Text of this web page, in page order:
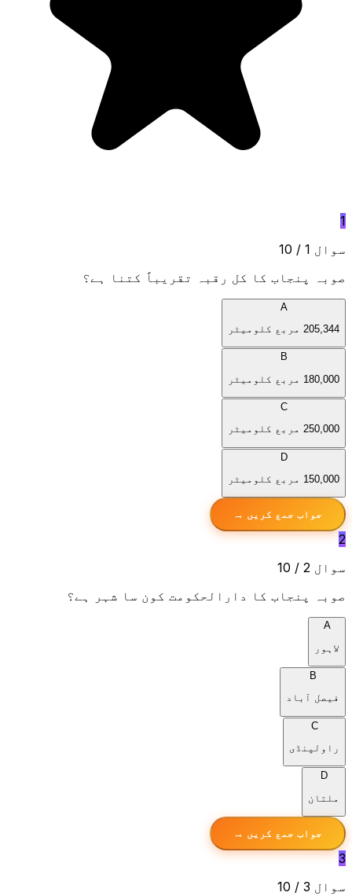
1
سوال 1 / 10
صوبہ پنجاب کا کل رقبہ تقریباً کتنا ہے؟
A
205,344 مربع کلومیٹر
B
180,000 مربع کلومیٹر
C
250,000 مربع کلومیٹر
D
150,000 مربع کلومیٹر
جواب جمع کریں →
2
سوال 2 / 10
صوبہ پنجاب کا دارالحکومت کون سا شہر ہے؟
A
لاہور
B
فیصل آباد
C
راولپنڈی
D
ملتان
جواب جمع کریں →
3
سوال 3 / 10